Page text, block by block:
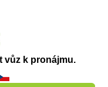
vůz k pronájmu.